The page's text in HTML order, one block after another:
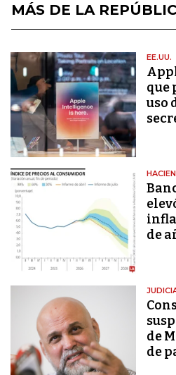
MÁS DE LA
EE.UU.
que
uso
de
de
de